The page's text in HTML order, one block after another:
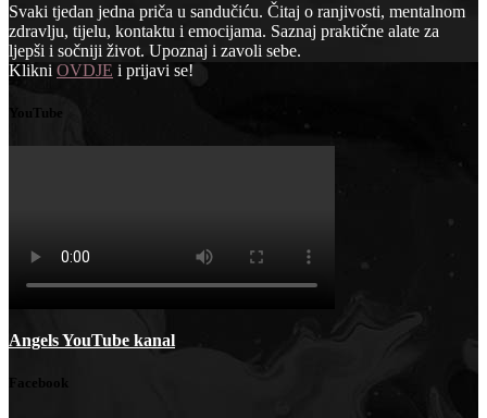
Svaki tjedan jedna priča u sandučiću. Čitaj o ranjivosti, mentalnom
zdravlju, tijelu, kontaktu i emocijama. Saznaj praktične alate za
ljepši i sočniji život. Upoznaj i zavoli sebe.
Klikni OVDJE i prijavi se!
YouTube
Angels YouTube kanal
Facebook